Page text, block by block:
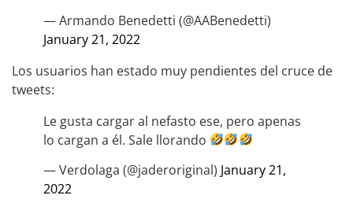
— Armando Benedetti (@AABenedetti)
January 21, 2022
Los usuarios han estado muy pendientes del cruce de
tweets:
Le gusta cargar al nefasto ese, pero apenas
lo cargan a él. Sale llorando
— Verdolaga (@jaderoriginal) January 21,
2022